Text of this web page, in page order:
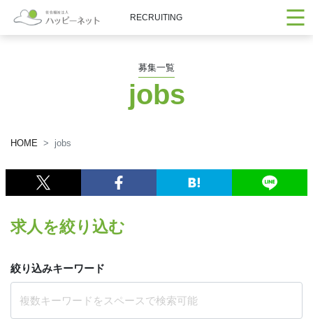
RECRUITING
募集一覧
jobs
HOME jobs
求人を絞り込む
絞り込みキーワード